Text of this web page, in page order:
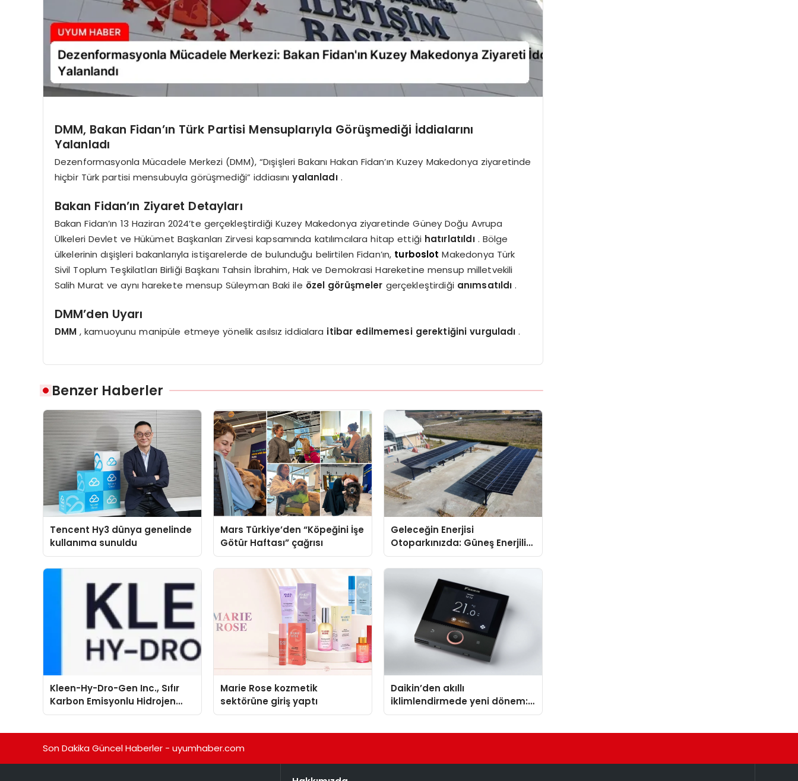
DMM, Bakan Fidan’ın Türk Partisi Mensuplarıyla Görüşmediği İddialarını
Yalanladı
Dezenformasyonla Mücadele Merkezi (DMM), “Dışişleri Bakanı Hakan Fidan’ın Kuzey Makedonya ziyaretinde
hiçbir Türk partisi mensubuyla görüşmediği” iddiasınıyalanladı .
Bakan Fidan’ın Ziyaret Detayları
Bakan Fidan’ın 13 Haziran 2024’te gerçekleştirdiği Kuzey Makedonya ziyaretinde Güney Doğu Avrupa
Ülkeleri Devlet ve Hükümet Başkanları Zirvesi kapsamında katılımcılara hitap ettiği hatırlatıldı . Bölge
ülkelerinin dışişleri bakanlarıyla istişarelerde de bulunduğu belirtilen Fidan’ın, turboslot Makedonya Türk
Sivil Toplum Teşkilatları Birliği Başkanı Tahsin İbrahim, Hak ve Demokrasi Hareketine mensup milletvekili
Salih Murat ve aynı harekete mensup Süleyman Baki ile özel görüşmeler gerçekleştirdiği anımsatıldı.
DMM’den Uyarı
DMM, kamuoyunu manipüle etmeye yönelik asılsız iddialara itibar edilmemesi gerektiğinivurguladı.
Benzer Haberler
Tencent Hy3 dünya genelinde
kullanıma sunuldu
Mars Türkiye’den “Köpeğini İşe
Götür Haftası” çağrısı
Geleceğin Enerjisi
Otoparkınızda: Güneş Enerjili
Carport (Solar Otopark)
Nedir?
Kleen-Hy-Dro-Gen Inc., Sıfır
Karbon Emisyonlu Hidrojen
Isıtma Teknolojisinde ISO ve
Marie Rose kozmetik
sektörüne giriş yaptı
Daikin’den akıllı
iklimlendirmede yeni dönem:
Madoka Plus Türkiye’de
Son Dakika Güncel Haberler - uyumhaber.com